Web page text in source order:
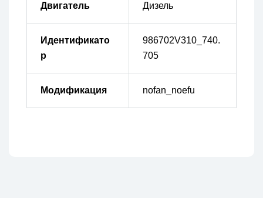
Двигатель Дизель
Идентификато
р
986702V310_740.
705
Модификация nofan_noefu